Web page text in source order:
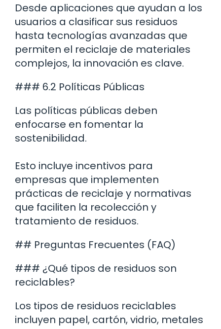
Desde aplicaciones que ayudan a los
usuarios a clasificar sus residuos
hasta tecnologías avanzadas que
permiten el reciclaje de materiales
complejos, la innovación es clave.
### 6.2 Políticas Públicas
Las políticas públicas deben
enfocarse en fomentar la
sostenibilidad.
Esto incluye incentivos para
empresas que implementen
prácticas de reciclaje y normativas
que faciliten la recolección y
tratamiento de residuos.
## Preguntas Frecuentes (FAQ)
### ¿Qué tipos de residuos son
reciclables?
Los tipos de residuos reciclables
incluyen papel, cartón, vidrio, metales